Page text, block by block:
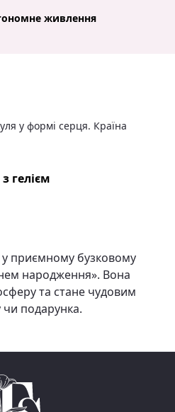
живлення
у формі серця. Країна
гелієм
приємному бузковому
народження». Вона
та стане чудовим
подарунка.